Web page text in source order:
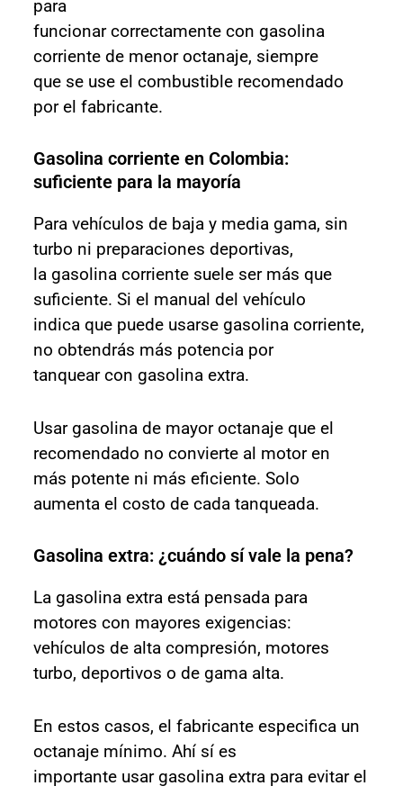
para
funcionar correctamente con gasolina
corriente de menor octanaje, siempre
que se use el combustible recomendado
por el fabricante.
Gasolina corriente en Colombia:
suficiente para la mayoría
Para vehículos de baja y media gama, sin
turbo ni preparaciones deportivas,
la gasolina corriente suele ser más que
suficiente. Si el manual del vehículo
indica que puede usarse gasolina corriente,
no obtendrás más potencia por
tanquear con gasolina extra.
Usar gasolina de mayor octanaje que el
recomendado no convierte al motor en
más potente ni más eficiente. Solo
aumenta el costo de cada tanqueada.
Gasolina extra: ¿cuándo sí vale la pena?
La gasolina extra está pensada para
motores con mayores exigencias:
vehículos de alta compresión, motores
turbo, deportivos o de gama alta.
En estos casos, el fabricante especifica un
octanaje mínimo. Ahí sí es
importante usar gasolina extra para evitar el